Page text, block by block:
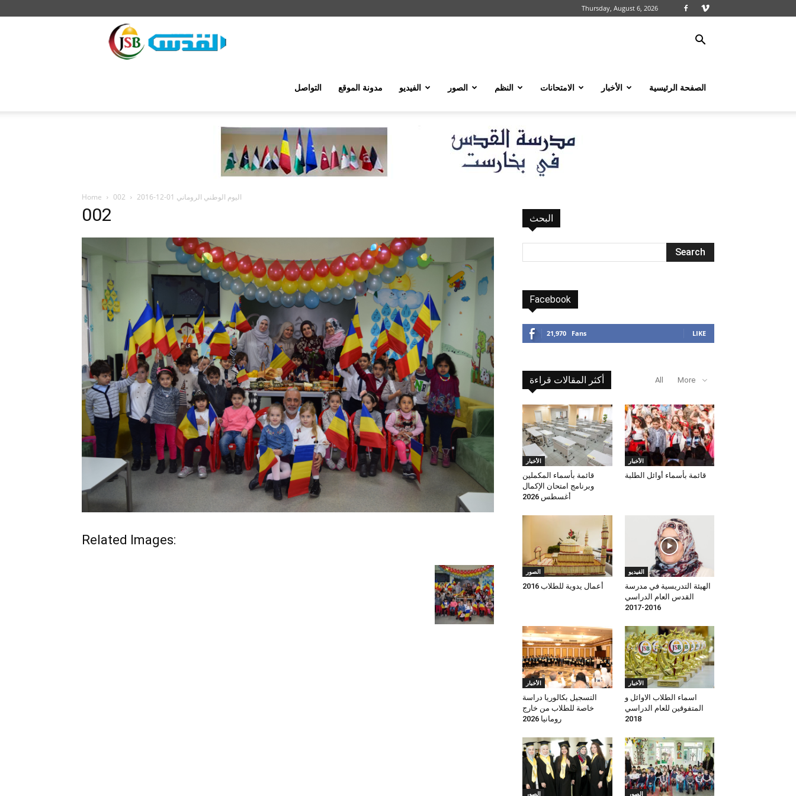
Thursday, August 6, 2026
JSB
التواصل مدونة الموقع الفيديو الصور النظم الامتحانات الأخبار الصفحة الرئيسية
Home اليوم الوطني الروماني 01-12-2016 002
002
Related Images:
البحث
Facebook
21,970 Fans LIKE
أكثر المقالات قراءة All More
الأخبار
قائمة بأسماء المكملين
وبرنامج امتحان الإكمال
أغسطس 2026
الأخبار
قائمة بأسماء أوائل الطلبة
الصور
أعمال يدوية للطلاب 2016
الفيديو
الهيئة التدريسية في مدرسة
القدس العام الدراسي
2016-2017
الأخبار
التسجيل بكالوريا دراسة
خاصة للطلاب من خارج
رومانيا 2026
الأخبار
اسماء الطلاب الاوائل و
المتفوقين للعام الدراسي
2018
الصور الصور